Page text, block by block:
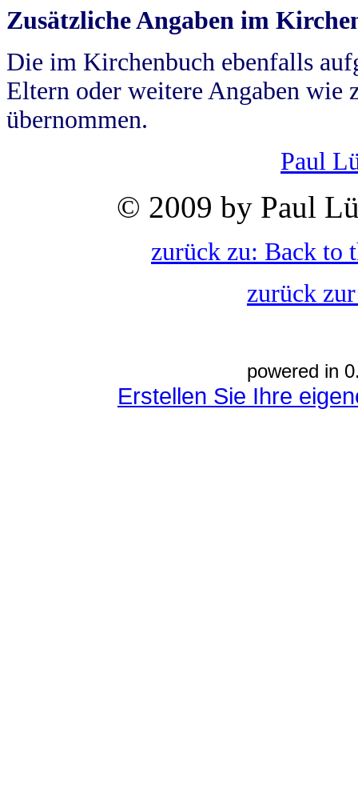
Zusätzliche Angaben im
Die im Kirchenbuch ebenfalls
Eltern oder weitere Angaben wie
übernommen.
Paul
© 2009 by Paul
zurück zu: Back to
zurück
powered in
Erstellen Sie Ihre